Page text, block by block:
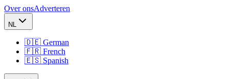
Over onsAdverteren
NL
🇩🇪 German
🇫🇷 French
🇪🇸 Spanish